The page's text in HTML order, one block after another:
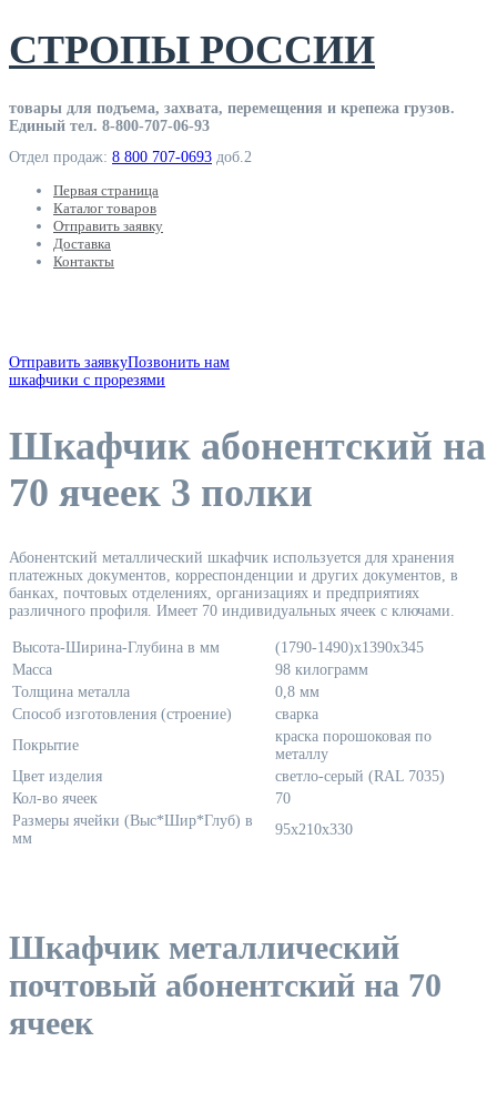
Skip
to
content
СТРОПЫ РОССИИ
товары для подъема, захвата, перемещения и крепежа грузов.
Единый тел. 8-800-707-06-93
Отдел продаж: 8 800 707-0693 доб.2
Первая страница
Каталог товаров
Отправить заявку
Доставка
Контакты
Отправить заявкуПозвонить нам
шкафчики с прорезями
Шкафчик абонентский на
70 ячеек 3 полки
Абонентский металлический шкафчик используется для хранения
платежных документов, корреспонденции и других документов, в
банках, почтовых отделениях, организациях и предприятиях
различного профиля. Имеет 70 индивидуальных ячеек с ключами.
Высота-Ширина-Глубина в мм
(1790-1490)х1390х345
Масса
98 килограмм
Толщина металла
0,8 мм
Способ изготовления (строение)
сварка
Покрытие
краска порошоковая по
металлу
Цвет изделия
светло-серый (RAL 7035)
Кол-во ячеек
70
Размеры ячейки (Выс*Шир*Глуб) в
мм
95х210х330
Шкафчик металлический
почтовый абонентский на 70
ячеек